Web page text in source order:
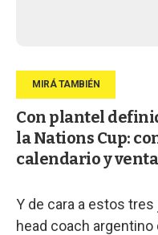
Con plantel
la Nations Cup:
calendario y
Y de cara a estos
head coach